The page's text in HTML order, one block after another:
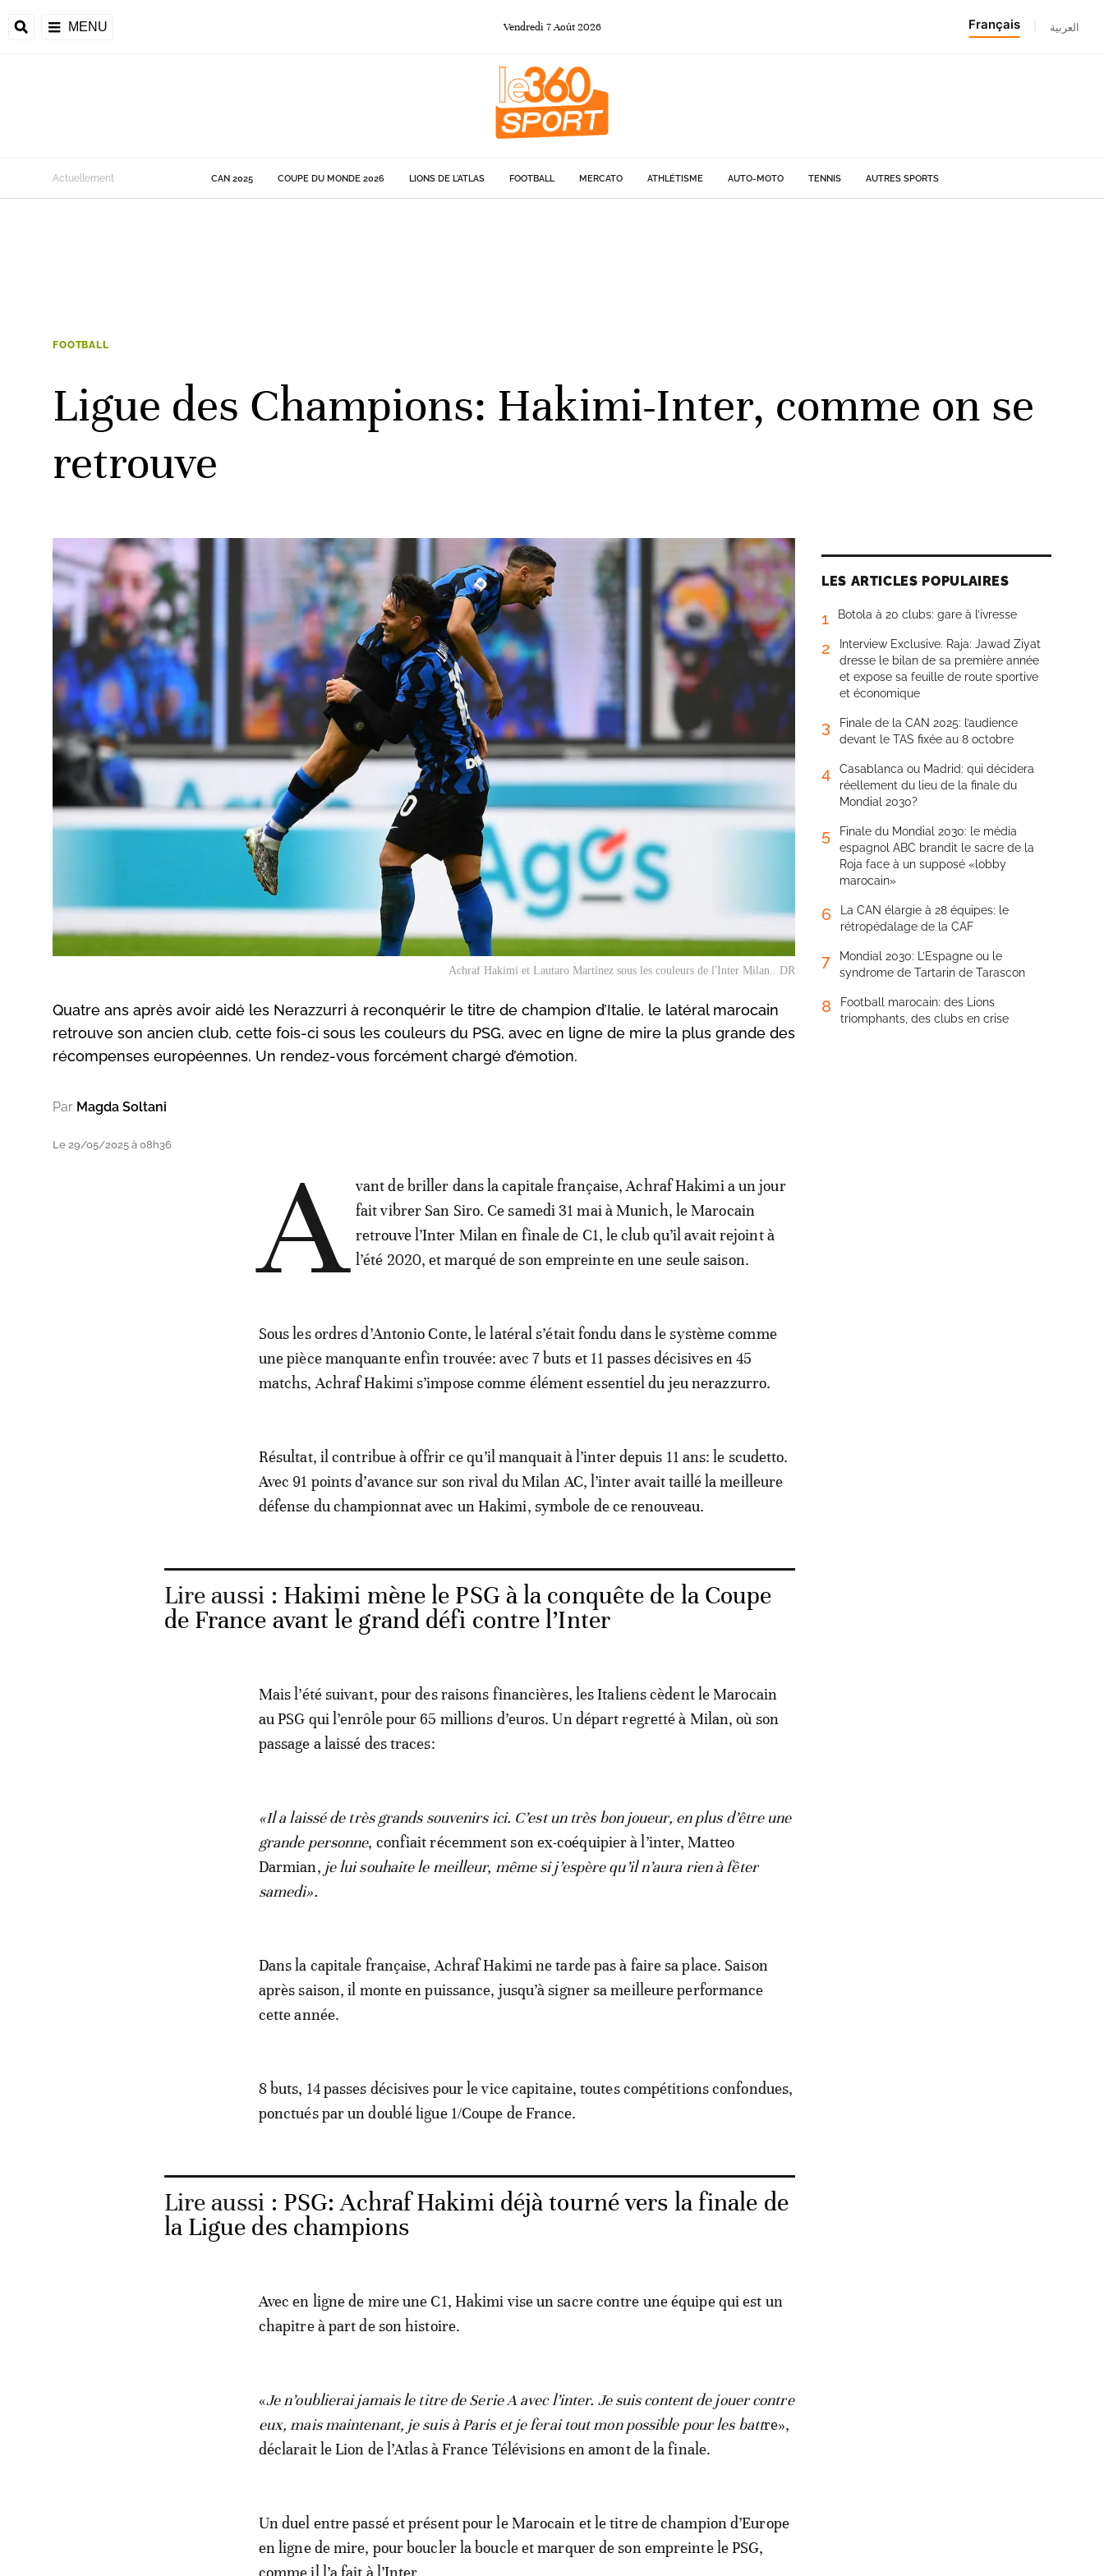
MENU Vendredi 7Août 2026 Français العربية
de la CAF
Actuellement CAN 2025 COUPE DU MONDE 2026 LIONS DE L'ATLAS FOOTBALL MERCATO ATHLÉTISME AUTO-MOTO TENNIS AUTRES SPORTS
FOOTBALL
Ligue des Champions: Hakimi-Inter, comme on se
retrouve
Achraf Hakimi et Lautaro Martínez sous les couleurs de l'Inter Milan.. DR
Quatre ans après avoir aidé les Nerazzurri à reconquérir le titre de champion d’Italie, le latéral marocain
retrouve son ancien club, cette fois-ci sous les couleurs du PSG, avec en ligne de mire la plus grande des
récompenses européennes. Un rendez-vous forcément chargé d’émotion.
Par Magda Soltani
Le 29/05/2025 à 08h36 A vant de briller dans la capitale française, Achraf Hakimi a un jour
fait vibrer San Siro. Ce samedi 31 mai à Munich, le Marocain
retrouve l’Inter Milan en finale de C1, le club qu’il avait rejoint à
l’été 2020, et marqué de son empreinte en une seule saison.
Sous les ordres d’Antonio Conte, le latéral s’était fondu dans le système comme
une pièce manquante enfin trouvée: avec 7 buts et 11 passes décisives en 45
matchs, Achraf Hakimi s’impose comme élément essentiel du jeu nerazzurro.
Résultat, il contribue à offrir ce qu’il manquait à l’inter depuis 11 ans: le scudetto.
Avec 91 points d’avance sur son rival du Milan AC, l’inter avait taillé la meilleure
défense du championnat avec un Hakimi, symbole de ce renouveau.
Lire aussi : Hakimi mène le PSG à la conquête de la Coupe
de France avant le grand défi contre l’Inter
Mais l’été suivant, pour des raisons financières, les Italiens cèdent le Marocain
au PSG qui l’enrôle pour 65 millions d’euros. Un départ regretté à Milan, où son
passage a laissé des traces:
«Il a laissé de très grands souvenirs ici. C’est un très bon joueur, en plus d’être une
grande personne, confiait récemment son ex-coéquipier à l’inter, Matteo
Darmian, je lui souhaite le meilleur, même si j’espère qu’il n’aura rien à fêter
samedi».
Dans la capitale française, Achraf Hakimi ne tarde pas à faire sa place. Saison
après saison, il monte en puissance, jusqu’à signer sa meilleure performance
cette année.
8 buts, 14 passes décisives pour le vice capitaine, toutes compétitions confondues,
ponctués par un doublé ligue 1/Coupe de France.
Lire aussi : PSG: Achraf Hakimi déjà tourné vers la finale de
la Ligue des champions
Avec en ligne de mire une C1, Hakimi vise un sacre contre une équipe qui est un
chapitre à part de son histoire.
«Je n’oublierai jamais le titre de Serie A avec l’inter. Je suis content de jouer contre
eux, mais maintenant, je suis à Paris et je ferai tout mon possible pour les battre»,
déclarait le Lion de l’Atlas à France Télévisions en amont de la finale.
Un duel entre passé et présent pour le Marocain et le titre de champion d’Europe
en ligne de mire, pour boucler la boucle et marquer de son empreinte le PSG,
comme il l’a fait à l’Inter.
LES ARTICLES POPULAIRES
1 Botola à 20 clubs: gare à l’ivresse
2
Interview Exclusive. Raja: Jawad Ziyat
dresse le bilan de sa première année
et expose sa feuille de route sportive
et économique
3
Finale de la CAN 2025: l’audience
devant le TAS fixée au 8 octobre
4
Casablanca ou Madrid: qui décidera
réellement du lieu de la finale du
Mondial 2030?
5
Finale du Mondial 2030: le média
espagnol ABC brandit le sacre de la
Roja face à un supposé «lobby
marocain»
6
La CAN élargie à 28 équipes: le
rétropédalage de la CAF
7
Mondial 2030: L’Espagne ou le
syndrome de Tartarin de Tarascon
8
Football marocain: des Lions
triomphants, des clubs en crise